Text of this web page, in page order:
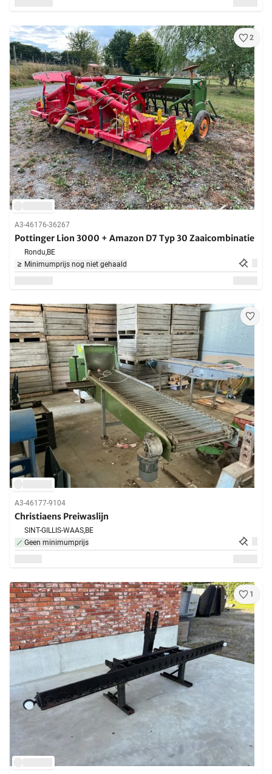
2
A3-46176-36267
Pottinger Lion 3000 + Amazon D7 Typ 30 Zaaicombinatie
Rondu,BE
Minimumprijs nog niet gehaald
A3-46177-9104
Christiaens Preiwaslijn
SINT-GILLIS-WAAS,BE
Geen minimumprijs
1